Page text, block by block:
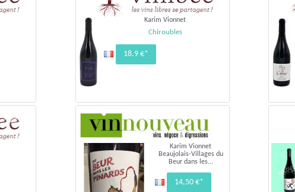
Karim Vionnet
Chiroubles
18.9 €*
Karim Vionnet
Beaujolais-Villages du
Beur dans les...
14,50 €*